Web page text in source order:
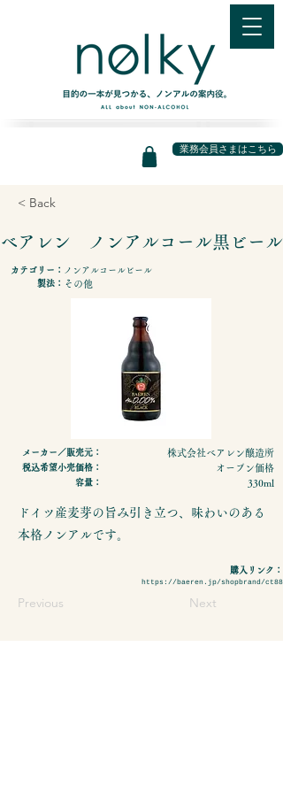
業務会員さまはこちら
< Back
ベアレン ノンアルコール黒ビール
カテゴリー： ノンアルコールビール
製法： その他
株式会社ベアレン醸造所
メーカー／販売元：
オープン価格
税込希望小売価格：
330ml
容量：
ドイツ産麦芽の旨み引き立つ、味わいのある
本格ノンアルです。
購入リンク：
https://baeren.jp/shopbrand/ct88
Previous Next